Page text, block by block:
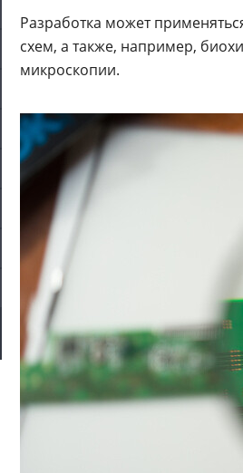
Разработка может
схем, а также, например,
микроскопии.